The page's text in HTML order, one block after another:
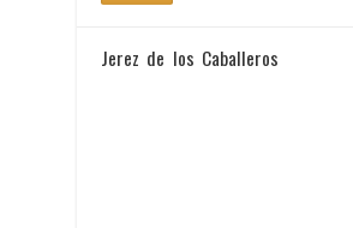
Jerez de los Caballeros